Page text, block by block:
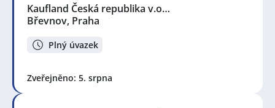
Kaufland Česká republika v.o…
Břevnov, Praha
Plný úvazek
Zveřejněno: 5. srpna